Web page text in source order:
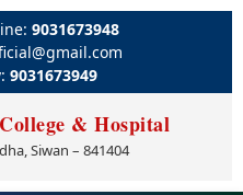
9031673948
9031673949
& Hospital
Siwan – 841404